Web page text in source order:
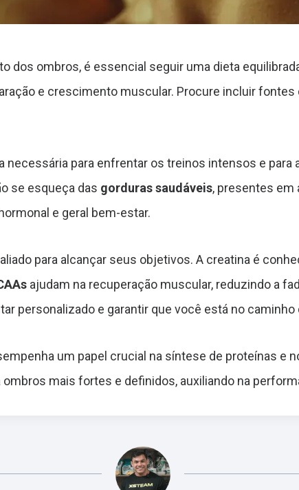
dos ombros, é essencial seguir uma dieta
e crescimento muscular. Procure incluir
necessária para enfrentar os treinos intensos e
se esqueça das gorduras saudáveis, presentes em
e geral bem-estar.
para alcançar seus objetivos. A creatina é
ajudam na recuperação muscular, reduzindo a
personalizado e garantir que você está no caminho
um papel crucial na síntese de proteínas e
mais fortes e definidos, auxiliando na